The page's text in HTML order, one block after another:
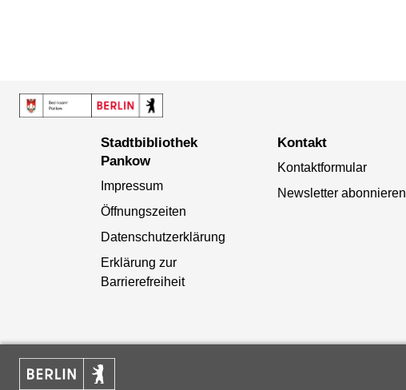
Stadtbibliothek
Pankow
Impressum
Öffnungszeiten
Datenschutzerklärung
Erklärung zur
Barrierefreiheit
Kontakt
Kontaktformular
Newsletter abonnieren